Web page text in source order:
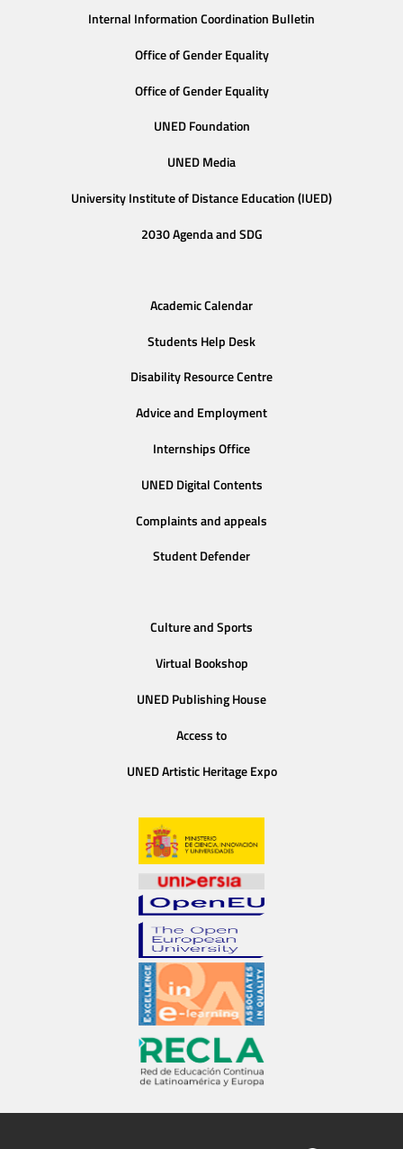
Internal Information Coordination Bulletin
Office of Gender Equality
Office of Gender Equality
UNED Foundation
UNED Media
University Institute of Distance Education (IUED)
2030 Agenda and SDG
Academic Calendar
Students Help Desk
Disability Resource Centre
Advice and Employment
Internships Office
UNED Digital Contents
Complaints and appeals
Student Defender
Culture and Sports
Virtual Bookshop
UNED Publishing House
Access to
UNED Artistic Heritage Expo